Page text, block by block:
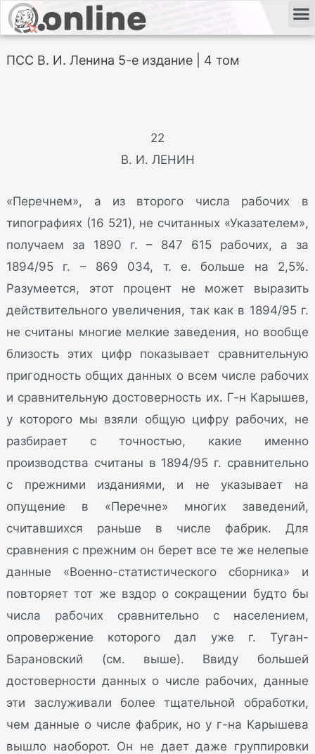
ПСС В. И. Ленина 5-е издание | 4 том
22
В. И. ЛЕНИН
«Перечнем», а из второго числа рабочих в
типографиях (16 521), не считанных «Указателем»,
получаем за 1890 г. – 847 615 рабочих, а за
1894/95 г. – 869 034, т. е. больше на 2,5%.
Разумеется, этот процент не может выразить
действительного увеличения, так как в 1894/95 г.
не считаны многие мелкие заведения, но вообще
близость этих цифр показывает сравнительную
пригодность общих данных о всем числе рабочих
и сравнительную достоверность их. Г-н Карышев,
у которого мы взяли общую цифру рабочих, не
разбирает с точностью, какие именно
производства считаны в 1894/95 г. сравнительно
с прежними изданиями, и не указывает на
опущение в «Перечне» многих заведений,
считавшихся раньше в числе фабрик. Для
сравнения с прежним он берет все те же нелепые
данные «Военно-статистического сборника» и
повторяет тот же вздор о сокращении будто бы
числа рабочих сравнительно с населением,
опровержение которого дал уже г. Туган-
Барановский (см. выше). Ввиду большей
достоверности данных о числе рабочих, данные
эти заслуживали более тщательной обработки,
чем данные о числе фабрик, но у г-на Карышева
вышло наоборот. Он не дает даже группировки